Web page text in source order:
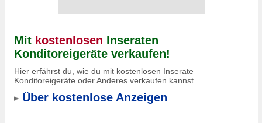
Mit kostenlosen Inseraten
Konditoreigeräte verkaufen!
Hier erfährst du, wie du mit kostenlosen Inserate
Konditoreigeräte oder Anderes verkaufen kannst.
Über kostenlose Anzeigen